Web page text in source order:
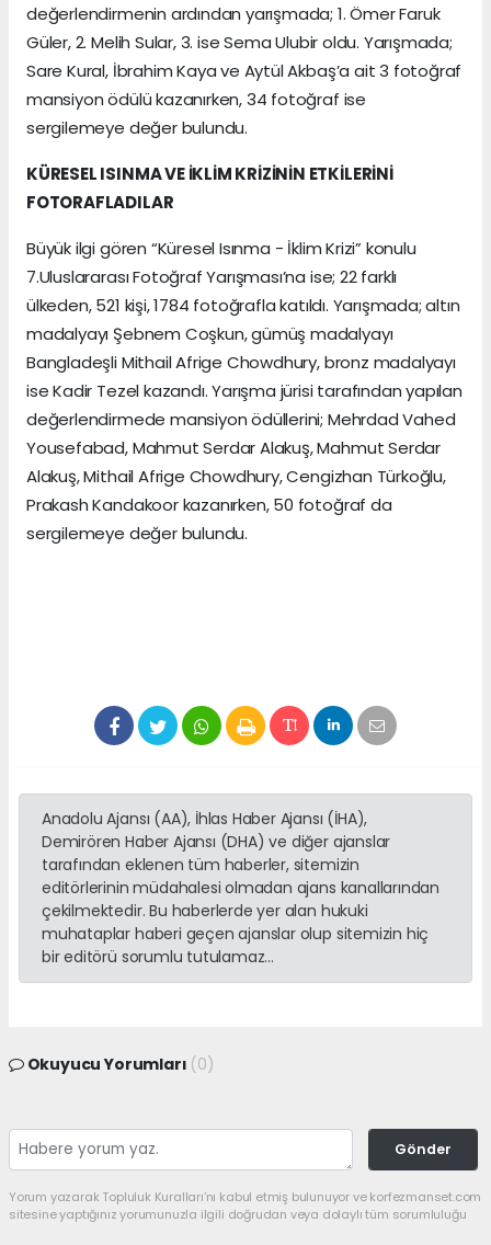
değerlendirmenin ardından yarışmada; 1. Ömer Faruk
Güler, 2. Melih Sular, 3. ise Sema Ulubir oldu. Yarışmada;
Sare Kural, İbrahim Kaya ve Aytül Akbaş’a ait 3 fotoğraf
mansiyon ödülü kazanırken, 34 fotoğraf ise
sergilemeye değer bulundu.
KÜRESEL ISINMA VE İKLİM KRİZİNİN ETKİLERİNİ
FOTORAFLADILAR
Büyük ilgi gören “Küresel Isınma - İklim Krizi” konulu
7.Uluslararası Fotoğraf Yarışması’na ise; 22 farklı
ülkeden, 521 kişi, 1784 fotoğrafla katıldı. Yarışmada; altın
madalyayı Şebnem Coşkun, gümüş madalyayı
Bangladeşli Mithail Afrige Chowdhury, bronz madalyayı
ise Kadir Tezel kazandı. Yarışma jürisi tarafından yapılan
değerlendirmede mansiyon ödüllerini; Mehrdad Vahed
Yousefabad, Mahmut Serdar Alakuş, Mahmut Serdar
Alakuş, Mithail Afrige Chowdhury, Cengizhan Türkoğlu,
Prakash Kandakoor kazanırken, 50 fotoğraf da
sergilemeye değer bulundu.
Anadolu Ajansı (AA), İhlas Haber Ajansı (İHA),
Demirören Haber Ajansı (DHA) ve diğer ajanslar
tarafından eklenen tüm haberler, sitemizin
editörlerinin müdahalesi olmadan ajans kanallarından
çekilmektedir. Bu haberlerde yer alan hukuki
muhataplar haberi geçen ajanslar olup sitemizin hiç
bir editörü sorumlu tutulamaz...
Okuyucu Yorumları (0)
Gönder
Yorum yazarak Topluluk Kuralları’nı kabul etmiş bulunuyor ve korfezmanset.com
sitesine yaptığınız yorumunuzla ilgili doğrudan veya dolaylı tüm sorumluluğu